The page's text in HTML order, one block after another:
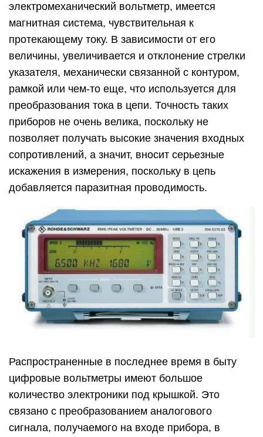
электромеханический вольтметр, имеется
магнитная система, чувствительная к
протекающему току. В зависимости от его
величины, увеличивается и отклонение стрелки
указателя, механически связанной с контуром,
рамкой или чем-то еще, что используется для
преобразования тока в цепи. Точность таких
приборов не очень велика, поскольку не
позволяет получать высокие значения входных
сопротивлений, а значит, вносит серьезные
искажения в измерения, поскольку в цепь
добавляется паразитная проводимость.
Распространенные в последнее время в быту
цифровые вольтметры имеют большое
количество электроники под крышкой. Это
связано с преобразованием аналогового
сигнала, получаемого на входе прибора, в